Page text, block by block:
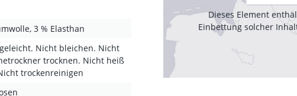
3 % Elasthan
Nicht bleichen. Nicht
trocknen. Nicht heiß
trockenreinigen
Dieses Element
Einbettung solcher